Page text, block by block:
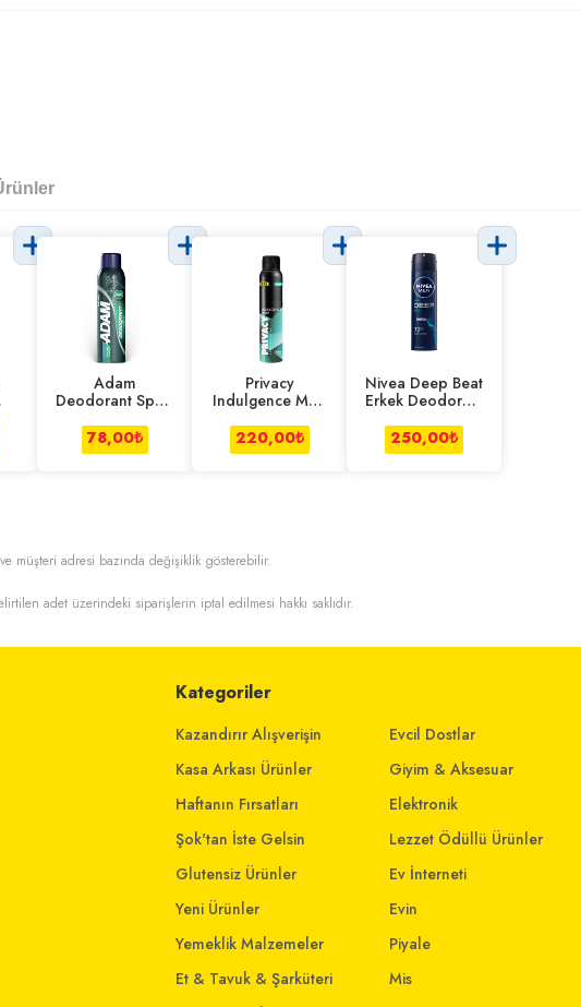
Adam
Deodorant Sport
78,00₺
Privacy
Indulgence Men
220,00₺
Nivea Deep Beat
Erkek Deodorant
250,00₺
ve müşteri adresi bazında değişiklik gösterebilir.
adet üzerindeki siparişlerin iptal edilmesi hakkı saklıdır.
Kategoriler
Kazandırır Alışverişin
Kasa Arkası Ürünler
Haftanın Fırsatları
Şok'tan İste Gelsin
Glutensiz Ürünler
Yeni Ürünler
Yemeklik Malzemeler
Et & Tavuk & Şarküteri
Evcil Dostlar
Giyim & Aksesuar
Elektronik
Lezzet Ödüllü Ürünler
Ev İnterneti
Evin
Piyale
Mis